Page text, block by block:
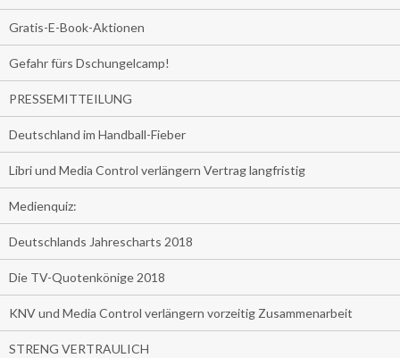
Gratis-E-Book-Aktionen
Gefahr fürs Dschungelcamp!
PRESSEMITTEILUNG
Deutschland im Handball-Fieber
Libri und Media Control verlängern Vertrag langfristig
Medienquiz:
Deutschlands Jahrescharts 2018
Die TV-Quotenkönige 2018
KNV und Media Control verlängern vorzeitig Zusammenarbeit
STRENG VERTRAULICH